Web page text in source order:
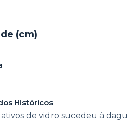
(cm)
Históricos
de vidro sucedeu à